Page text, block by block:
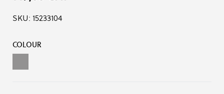
SKU: 15233104
Options du produit :
COLOUR
Pop